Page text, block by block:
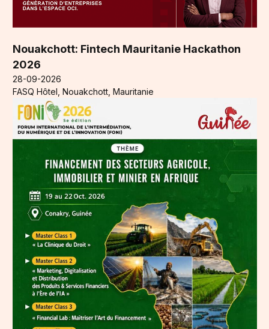
Nouakchott: Fintech Mauritanie Hackathon
2026
28-09-2026
FASQ Hôtel, Nouakchott, Mauritanie